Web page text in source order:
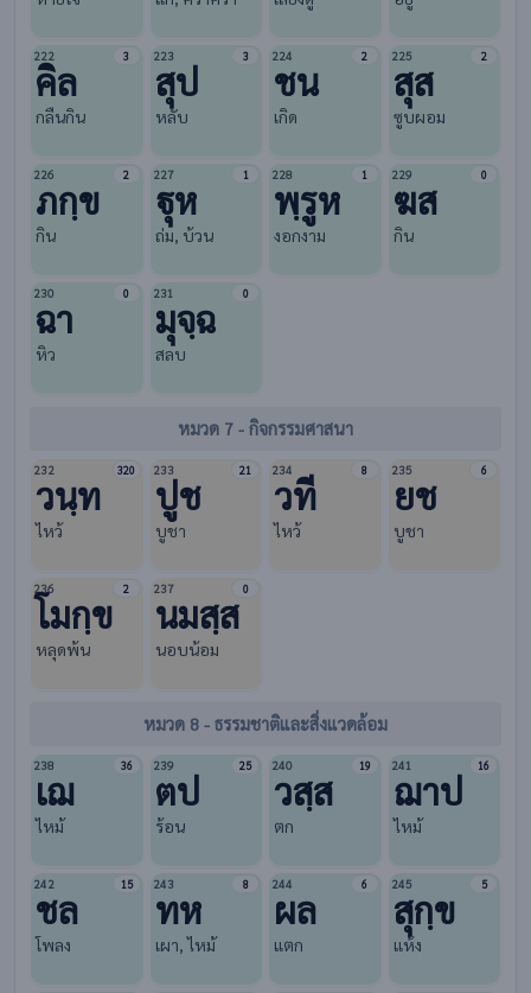
222 3
คิล
กลืนกิน
223 3
สุป
หลับ
224 2
ชน
เกิด
225 2
สุส
ซูบผอม
226 2
ภกฺข
กิน
227 1
ฐุห
ถ่ม, บ้วน
228 1
พฺรูห
งอกงาม
229 0
ฆส
กิน
230 0
ฉา
หิว
231 0
มุจฺฉ
สลบ
หมวด 7 - กิจกรรมศาสนา
232 320
วนฺท
ไหว้
233 21
ปูช
บูชา
234 8
วที
ไหว้
235 6
ยช
บูชา
236 2
โมกฺข
หลุดพ้น
237 0
นมสฺส
นอบน้อม
หมวด 8 - ธรรมชาติและสิ่งแวดล้อม
238 36
เฌ
ไหม้
239 25
ตป
ร้อน
240 19
วสฺส
ตก
241 16
ฌาป
ไหม้
242 15
ชล
โพลง
243 8
ทห
เผา, ไหม้
244 6
ผล
แตก
245 5
สุกฺข
แห้ง